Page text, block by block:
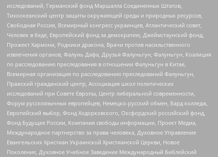
исследований, Германский фонд Маршалла Соединенных Штатов,
Тихоокеанский центр защиты окружающей среды и природных ресурсов,
Свободная Россия, Всемирный конгресс украинцев, Атлантический совет,
Человек в беде, Европейский фонд за демократию, Джеймстаунский фонд,
Прожект Хармони, Родники дракона, Врачи против насильственного
извлечения органов, Фалунь Дафа, Друзья Фалуньгун, Фалуньгун, Коалиция
по расследованию преследования в отношении Фалуньгун в Китае,
Всемирная организация по расследованию преследований Фалуньгун,
Пражский гражданский центр, Ассоциация школ политических
исследований при Совете Европы, Центр либеральной современности,
Форум русскоязычных европейцев, Немецко-русский обмен, Бард колледж,
Европейский выбор, Фонд Ходорковского, Оксфордский российский фонд,
Фонд Будущее России, Компания свободы информации, Проект Медиа,
Международное партнерство за права человека, Духовное Управление
Евангельских Христиан Украинской Христианской Церкви, Новое
Поколение, Духовное Учебное Заведение Международный Библейский